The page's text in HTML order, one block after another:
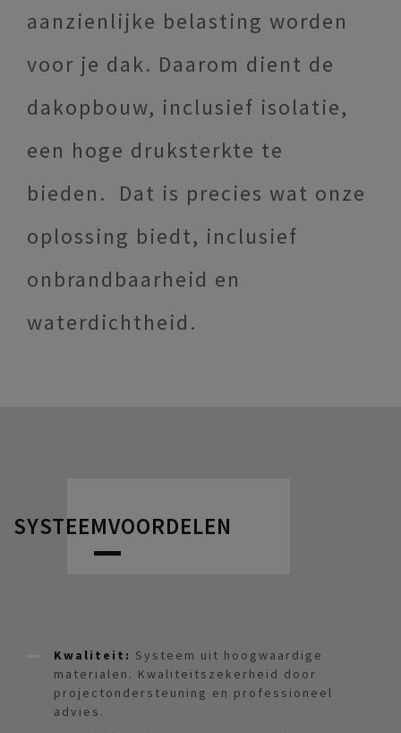
aanzienlijke belasting worden
voor je dak. Daarom dient de
dakopbouw, inclusief isolatie,
een hoge druksterkte te
bieden. Dat is precies wat onze
oplossing biedt, inclusief
onbrandbaarheid en
waterdichtheid.
SYSTEEMVOORDELEN
Kwaliteit: Systeem uit hoogwaardige
materialen. Kwaliteitszekerheid door
projectondersteuning en professioneel
advies.